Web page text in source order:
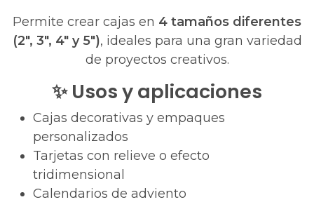
Permite crear cajas en 4 tamaños diferentes
(2", 3", 4" y 5"), ideales para una gran variedad
de proyectos creativos.
✨Usos y aplicaciones
Cajas decorativas y empaques
personalizados
Tarjetas con relieve o efecto
tridimensional
Calendarios de adviento